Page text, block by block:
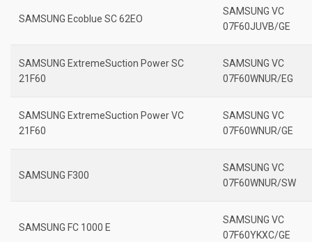
SAMSUNG Ecoblue SC 62EO
SAMSUNG VC
07F60JUVB/GE
SAMSUNG ExtremeSuction Power SC
21F60
SAMSUNG VC
07F60WNUR/EG
SAMSUNG ExtremeSuction Power VC
21F60
SAMSUNG VC
07F60WNUR/GE
SAMSUNG F300
SAMSUNG VC
07F60WNUR/SW
SAMSUNG FC 1000 E
SAMSUNG VC
07F60YKXC/GE